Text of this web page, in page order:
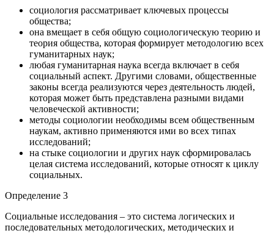
социология рассматривает ключевых процессы
общества;
она вмещает в себя общую социологическую теорию и
теория общества, которая формирует методологию всех
гуманитарных наук;
любая гуманитарная наука всегда включает в себя
социальный аспект. Другими словами, общественные
законы всегда реализуются через деятельность людей,
которая может быть представлена разными видами
человеческой активности;
методы социологии необходимы всем общественным
наукам, активно применяются ими во всех типах
исследований;
на стыке социологии и других наук сформировалась
целая система исследований, которые относят к циклу
социальных.
Определение 3
Социальные исследования – это система логических и
последовательных методологических, методических и